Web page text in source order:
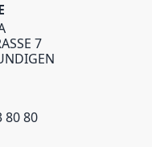
7
80 80